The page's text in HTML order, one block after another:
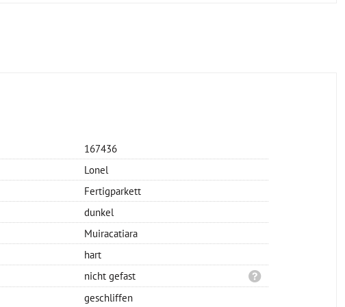
167436
Lonel
Fertigparkett
dunkel
Muiracatiara
hart
nicht gefast
geschliffen